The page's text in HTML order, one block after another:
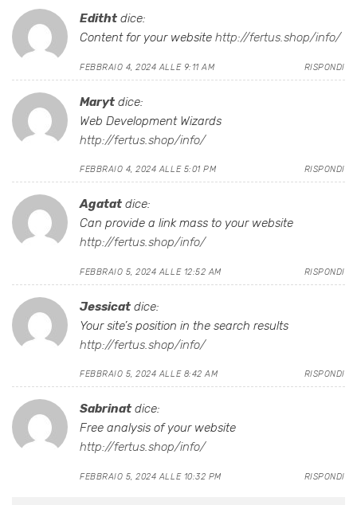
Editht dice:
Content for your website http://fertus.shop/info/
FEBBRAIO 4, 2024 ALLE 9:11 AM RISPONDI
Maryt dice:
Web Development Wizards
http://fertus.shop/info/
FEBBRAIO 4, 2024 ALLE 5:01 PM RISPONDI
Agatat dice:
Can provide a link mass to your website
http://fertus.shop/info/
FEBBRAIO 5, 2024 ALLE 12:52 AM RISPONDI
Jessicat dice:
Your site’s position in the search results
http://fertus.shop/info/
FEBBRAIO 5, 2024 ALLE 8:42 AM RISPONDI
Sabrinat dice:
Free analysis of your website
http://fertus.shop/info/
FEBBRAIO 5, 2024 ALLE 10:32 PM RISPONDI